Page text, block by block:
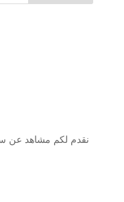
نقدم لكم مشاهد عن